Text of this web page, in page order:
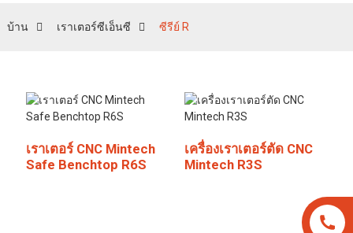
บ้าน เราเตอร์ซีเอ็นซี ซีรีย์ R
เราเตอร์ CNC Mintech
Safe Benchtop R6S
เครื่องเราเตอร์ตัด CNC
Mintech R3S